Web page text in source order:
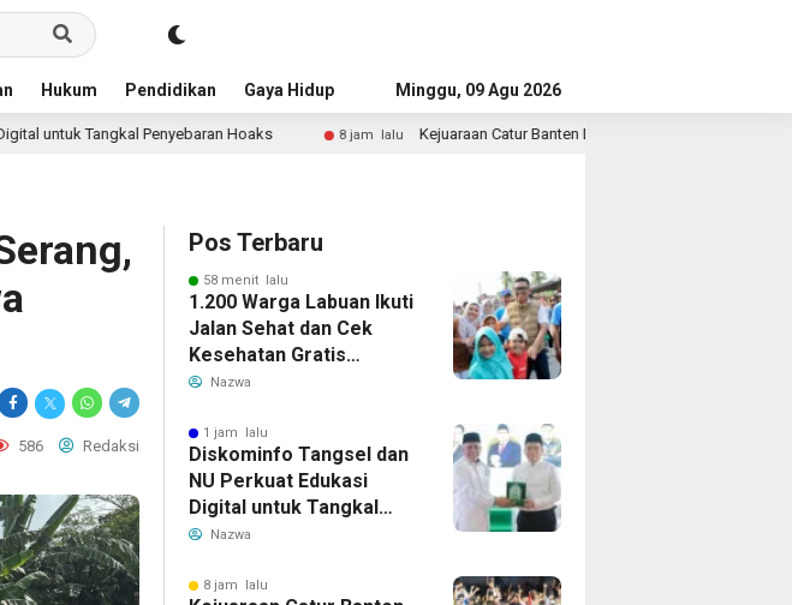
Hukum Pendidikan Gaya Hidup Advertorial
Minggu, 09 Agu 2026
Hoaks 8 jam lalu Kejuaraan Catur Banten Diikuti Ratusan Atlet, Wagub Tekankan Pembinaan
586 Redaksi
Pos Terbaru
58 menit lalu
1.200 Warga Labuan Ikuti
Jalan Sehat dan Cek
Kesehatan Gratis
Bersama Gubernur
Nazwa
1 jam lalu
Diskominfo Tangsel dan
NU Perkuat Edukasi
Digital untuk Tangkal
Penyebaran Hoaks
Nazwa
8 jam lalu